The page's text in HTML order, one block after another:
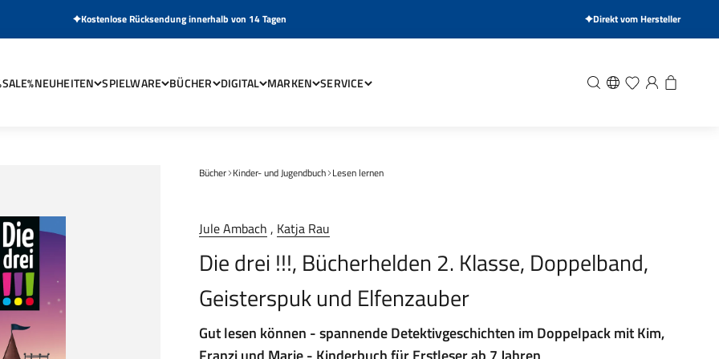
Kostenlose Rücksendung innerhalb von 14 Tagen Direkt vom Hersteller
NEUHEITEN SPIELWARE BÜCHER DIGITAL MARKEN SERVICE Suche Wunschliste
Anmelden
Bücher Kinder- und Jugendbuch Lesen lernen
Jule Ambach , Katja Rau
Die drei !!!, Bücherhelden 2. Klasse, Doppelband,
Geisterspuk und Elfenzauber
Gut lesen können - spannende Detektivgeschichten im Doppelpack mit Kim,